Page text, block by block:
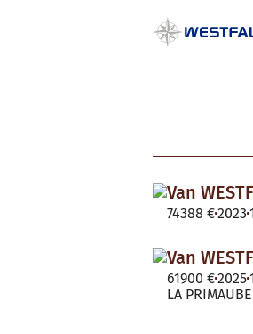
Van
74388 €2023
Van
61900 €2025
LA